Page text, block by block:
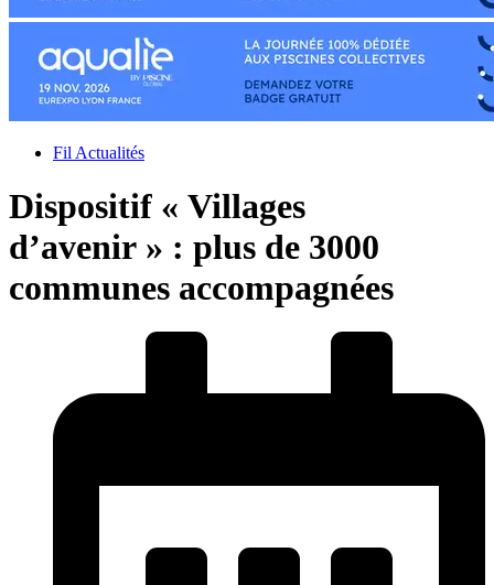
Fil Actualités
Dispositif « Villages
d’avenir » : plus de 3000
communes accompagnées